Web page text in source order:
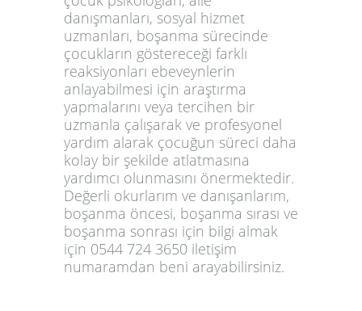
danışmanları, sosyal hizmet
uzmanları, boşanma sürecinde
çocukların göstereceği farklı
reaksiyonları ebeveynlerin
anlayabilmesi için araştırma
yapmalarını veya tercihen bir
uzmanla çalışarak ve profesyonel
yardım alarak çocuğun süreci daha
kolay bir şekilde atlatmasına
yardımcı olunmasını önermektedir.
Değerli okurlarım ve danışanlarım,
boşanma öncesi, boşanma sırası ve
boşanma sonrası için bilgi almak
için 0544 724 3650 iletişim
numaramdan beni arayabilirsiniz.